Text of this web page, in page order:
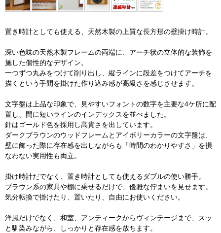
置き時計としても使える、天然木製の上質な長方形の壁掛け時計。
深い色味の天然木製フレームの両端に、アーチ状の立体的な装飾を
施した個性的なデザイン。
一つずつ丸みをつけて削り出し、縦ラインに段差をつけてアーチを
描くという手間を掛けた作り込み感が高級さを感じさせます。
文字盤は上品な印象で、見やすいフォントの数字を主要な4ケ所に配
置し、間に短いラインのインデックスを並べました。
針はゴールド色を採用し高貴さを出しています。
ダークブラウンのウッドフレームとアイボリーカラーの文字盤は、
壁に飾った際に存在感を出しながらも「時間のわかりやすさ」を損
なわない実用性も両立。
掛け時計だでなく、置き時計としても使えるダブルの使い勝手。
ブラウン系の家具や棚に乗せるだけで、優雅な佇まいを見せます。
気分転換で掛けたり、置いたり、自由にお使いください。
洋風だけでなく、和室、アンティークからヴィンテージまで、スッ
と馴染みながら、しっかりと存在感を放ちます。